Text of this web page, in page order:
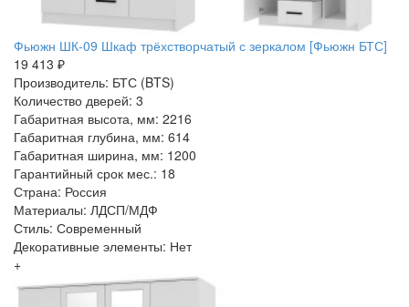
Фьюжн ШК-09 Шкаф трёхстворчатый с зеркалом [Фьюжн БТС]
19 413 ₽
Производитель: БТС (BTS)
Количество дверей: 3
Габаритная высота, мм: 2216
Габаритная глубина, мм: 614
Габаритная ширина, мм: 1200
Гарантийный срок мес.: 18
Страна: Россия
Материалы: ЛДСП/МДФ
Стиль: Современный
Декоративные элементы: Нет
+